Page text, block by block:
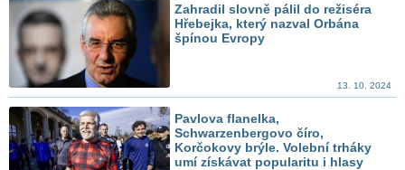
Zahradil slovně pálil do režiséra
Hřebejka, který nazval Orbána
špínou Evropy
13. 10. 2024
Pavlova flanelka,
Schwarzenbergovo číro,
Korčokovy brýle. Volební trháky
umí získávat popularitu i hlasy